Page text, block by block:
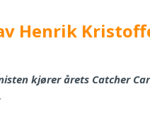
Henrik
kjører årets Catcher